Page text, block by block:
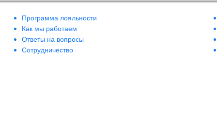
Программа лояльности
Как мы работаем
Ответы на вопросы
Сотрудничество